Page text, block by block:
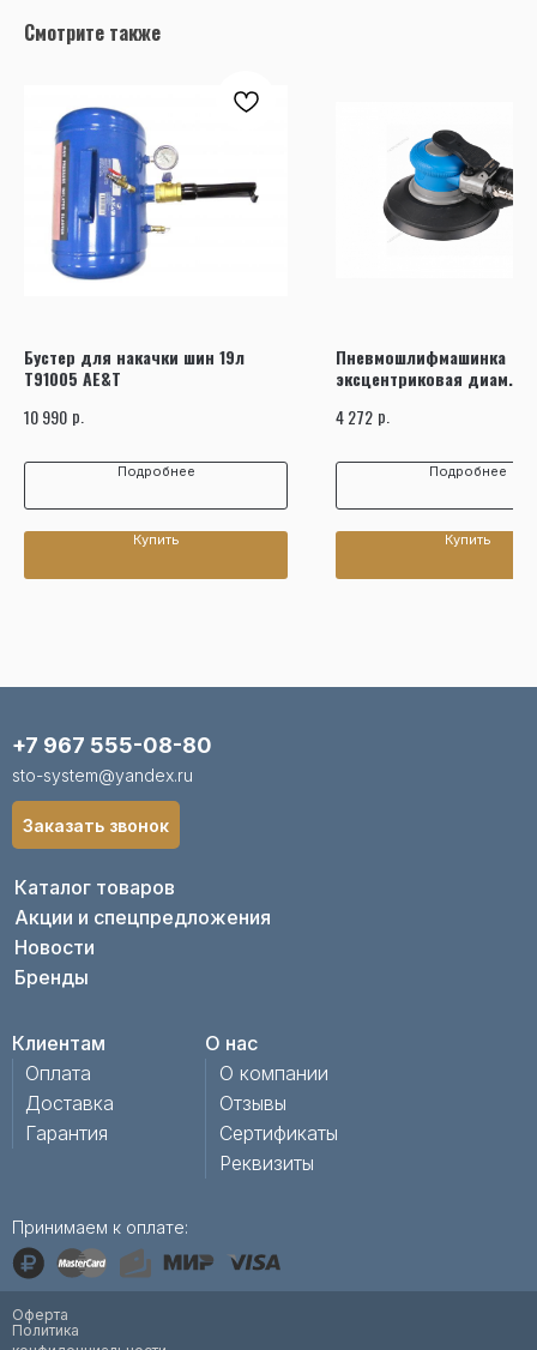
Смотрите также
Бустер для накачки шин 19л
T91005 AE&T
10 990 р.
Подробнее
Купить
Пневмошлифмашинка
эксцентриковая диам.
4 272 р.
Подробнее
Купить
Каталог товаров
Акции и спецпредложения
Новости
Бренды
Клиентам
Оплата
Доставка
Гарантия
О нас
О компании
Отзывы
Сертификаты
Реквизиты
+7 967 555-08-80
sto-system@yandex.ru
Принимаем к оплате:
Заказать звонок
Политика
Оферта